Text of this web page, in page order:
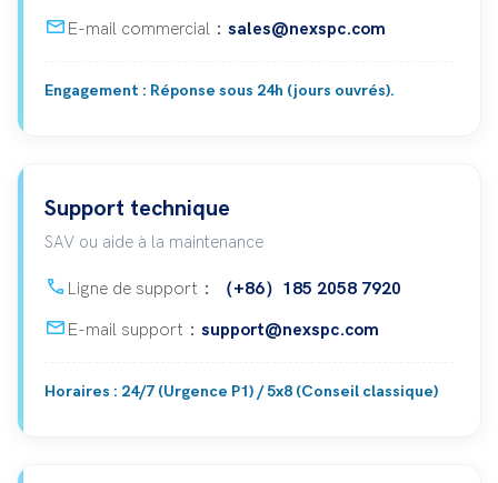
mail E-mail commercial： sales@nexspc.com
Engagement : Réponse sous 24h (jours ouvrés).
Support technique
SAV ou aide à la maintenance
call Ligne de support： （+86）185 2058 7920
mail E-mail support： support@nexspc.com
Horaires : 24/7 (Urgence P1) / 5x8 (Conseil classique)